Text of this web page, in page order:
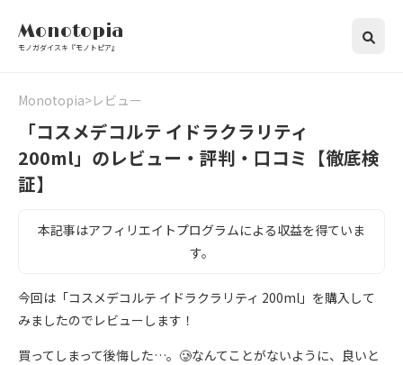
Monotopia
モノガダイスキ『モノトピア』
Monotopia レビュー
「コスメデコルテ イドラクラリティ
200ml」のレビュー・評判・口コミ【徹底検
証】
本記事はアフィリエイトプログラムによる収益を得ていま
す。
今回は「コスメデコルテ イドラクラリティ 200ml」を購入して
みましたのでレビューします！
買ってしまって後悔した…。🥲なんてことがないように、良いと